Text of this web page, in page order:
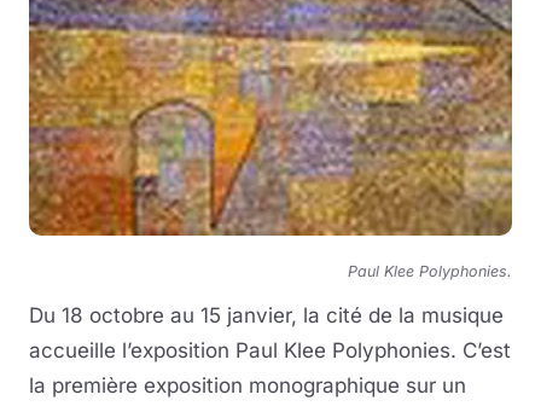
Paul Klee Polyphonies.
Du 18 octobre au 15 janvier, la cité de la musique
accueille l’exposition Paul Klee Polyphonies. C’est
la première exposition monographique sur un